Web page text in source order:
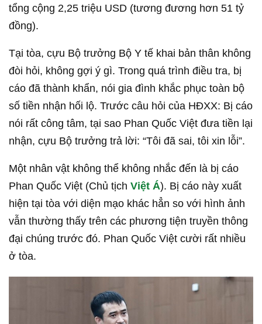
tổng cộng 2,25 triệu USD (tương đương hơn 51 tỷ
đồng).
Tại tòa, cựu Bộ trưởng Bộ Y tế khai bản thân không
đòi hỏi, không gợi ý gì. Trong quá trình điều tra, bị
cáo đã thành khẩn, nói gia đình khắc phục toàn bộ
số tiền nhận hối lộ. Trước câu hỏi của HĐXX: Bị cáo
nói rất công tâm, tại sao Phan Quốc Việt đưa tiền lại
nhận, cựu Bộ trưởng trả lời: “Tôi đã sai, tôi xin lỗi”.
Một nhân vật không thể không nhắc đến là bị cáo
Phan Quốc Việt (Chủ tịch Việt Á). Bị cáo này xuất
hiện tại tòa với diện mạo khác hẳn so với hình ảnh
vẫn thường thấy trên các phương tiện truyền thông
đại chúng trước đó. Phan Quốc Việt cười rất nhiều
ở tòa.